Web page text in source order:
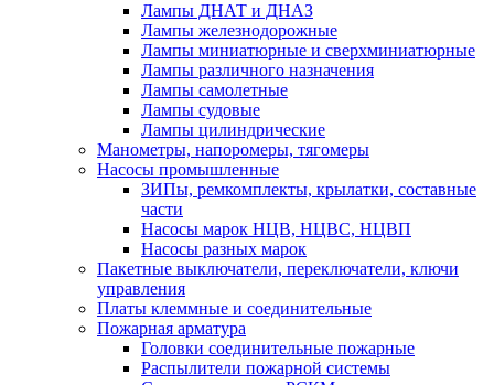
Лампы ДНАТ и ДНАЗ
Лампы железнодорожные
Лампы миниатюрные и сверхминиатюрные
Лампы различного назначения
Лампы самолетные
Лампы судовые
Лампы цилиндрические
Манометры, напоромеры, тягомеры
Насосы промышленные
ЗИПы, ремкомплекты, крылатки, составные
части
Насосы марок НЦВ, НЦВС, НЦВП
Насосы разных марок
Пакетные выключатели, переключатели, ключи
управления
Платы клеммные и соединительные
Пожарная арматура
Головки соединительные пожарные
Распылители пожарной системы